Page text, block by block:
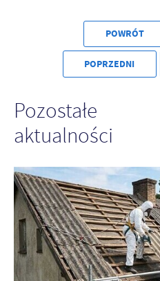
POWRÓT
POPRZEDNI
Pozostałe
aktualności